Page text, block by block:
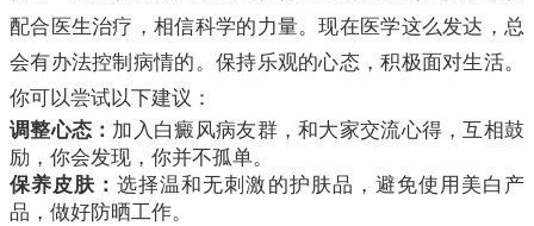
配合医生治疗，相信科学的力量。现在医学这么发达，总
会有办法控制病情的。保持乐观的心态，积极面对生活。
你可以尝试以下建议：
调整心态： 加入白癜风病友群，和大家交流心得，互相鼓
励，你会发现，你并不孤单。
保养皮肤：选择温和无刺激的护肤品，避免使用美白产
品，做好防晒工作。